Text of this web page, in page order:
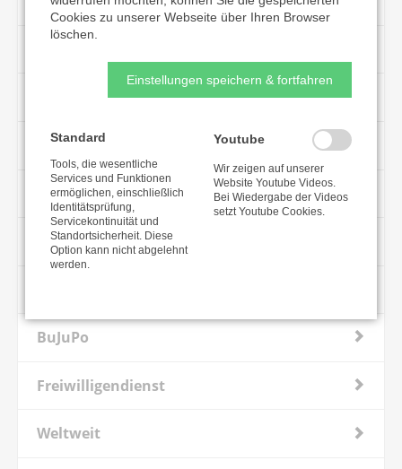
Weltweit Sierra Leone
Allgemeine Spende
Sportarbeit im CVJM-Westbund e. V.
Camp Michelstadt
BuJuPo
Freiwilligendienst
Weltweit
Cookies zu unserer Webseite über Ihren Browser
löschen.
Einstellungen speichern & fortfahren
Standard
Tools, die wesentliche
Services und Funktionen
ermöglichen, einschließlich
Identitätsprüfung,
Servicekontinuität und
Standortsicherheit. Diese
Option kann nicht abgelehnt
werden.
Youtube
Wir zeigen auf unserer
Website Youtube Videos.
Bei Wiedergabe der Videos
setzt Youtube Cookies.